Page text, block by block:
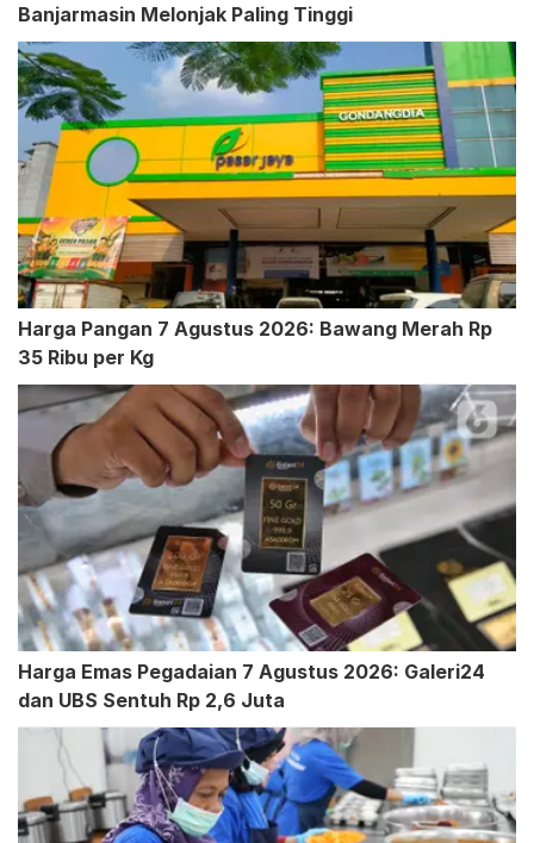
Banjarmasin Melonjak Paling Tinggi
Harga Pangan 7 Agustus 2026: Bawang Merah Rp
35 Ribu per Kg
Harga Emas Pegadaian 7 Agustus 2026: Galeri24
dan UBS Sentuh Rp 2,6 Juta